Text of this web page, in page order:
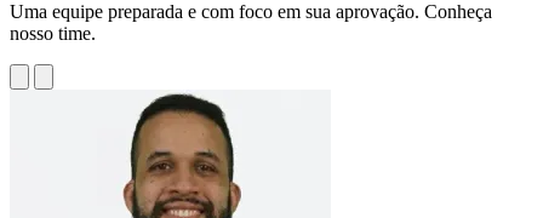
Uma equipe preparada e com foco em sua aprovação. Conheça
nosso time.